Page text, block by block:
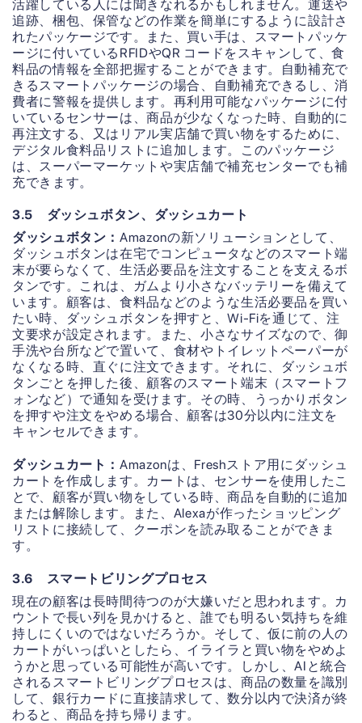
活躍している人には聞きなれるかもしれません。運送や
追跡、梱包、保管などの作業を簡単にするように設計さ
れたパッケージです。また、買い手は、スマートパッケ
ージに付いているRFIDやQR コードをスキャンして、食
料品の情報を全部把握することができます。自動補充で
きるスマートパッケージの場合、自動補充できるし、消
費者に警報を提供します。再利用可能なパッケージに付
いているセンサーは、商品が少なくなった時、自動的に
再注文する、又はリアル実店舗で買い物をするために、
デジタル食料品リストに追加します。このパッケージ
は、スーパーマーケットや実店舗で補充センターでも補
充できます。
3.5 ダッシュボタン、ダッシュカート
ダッシュボタン：Amazonの新ソリューションとして、
ダッシュボタンは在宅でコンピュータなどのスマート端
末が要らなくて、生活必要品を注文することを支えるボ
タンです。これは、ガムより小さなバッテリーを備えて
います。顧客は、食料品などのような生活必要品を買い
たい時、ダッシュボタンを押すと、Wi-Fiを通じて、注
文要求が設定されます。また、小さなサイズなので、御
手洗や台所などで置いて、食材やトイレットペーパーが
なくなる時、直ぐに注文できます。それに、ダッシュボ
タンごとを押した後、顧客のスマート端末（スマートフ
ォンなど）で通知を受けます。その時、うっかりボタン
を押すや注文をやめる場合、顧客は30分以内に注文を
キャンセルできます。
ダッシュカート：Amazonは、Freshストア用にダッシュ
カートを作成します。カートは、センサーを使用したこ
とで、顧客が買い物をしている時、商品を自動的に追加
または解除します。また、Alexaが作ったショッピング
リストに接続して、クーポンを読み取ることができま
す。
3.6 スマートビリングプロセス
現在の顧客は長時間待つのが大嫌いだと思われます。カ
ウントで長い列を見かけると、誰でも明るい気持ちを維
持しにくいのではないだろうか。そして、仮に前の人の
カートがいっぱいとしたら、イライラと買い物をやめよ
うかと思っている可能性が高いです。しかし、AIと統合
されるスマートビリングプロセスは、商品の数量を識別
して、銀行カードに直接請求して、数分以内で決済が終
わると、商品を持ち帰ります。